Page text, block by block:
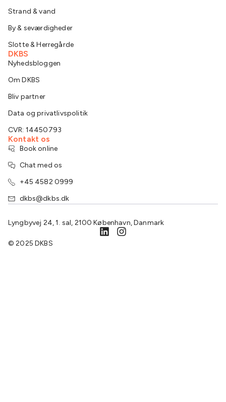
Strand & vand
By & seværdigheder
Slotte & Herregårde
DKBS
Nyhedsbloggen
Om DKBS
Bliv partner
Data og privatlivspolitik
CVR: 14450793
Kontakt os
Book online
Chat med os
+45 4582 0999
dkbs@dkbs.dk
Lyngbyvej 24, 1. sal, 2100 København, Danmark
© 2025 DKBS